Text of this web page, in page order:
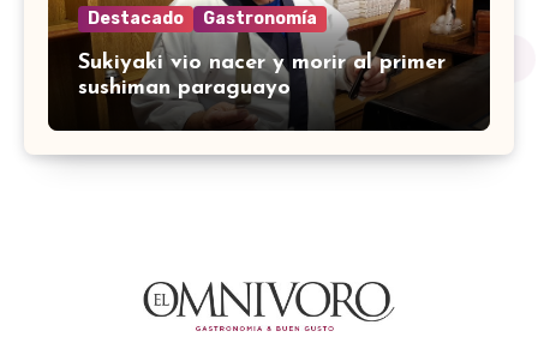
Destacado Gastronomía
Sukiyaki vio nacer y morir al primer
sushiman paraguayo